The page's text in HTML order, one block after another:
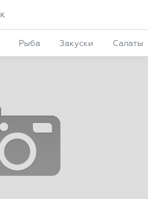
Рыба Закуски Салаты